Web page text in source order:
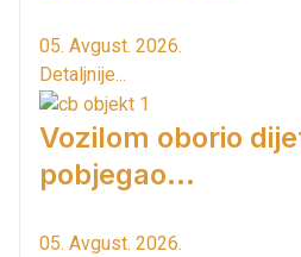
05. Avgust. 2026.
Detaljnije...
Vozilom oborio
pobjegao...
05. Avgust. 2026.